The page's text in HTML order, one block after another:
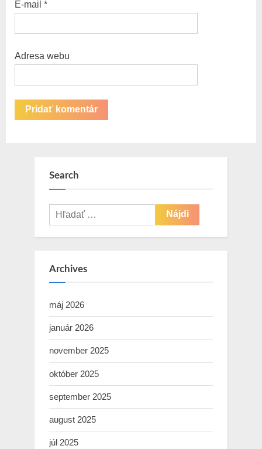
E-mail *
Adresa webu
Search
Hľadať:
Archives
máj 2026
január 2026
november 2025
október 2025
september 2025
august 2025
júl 2025